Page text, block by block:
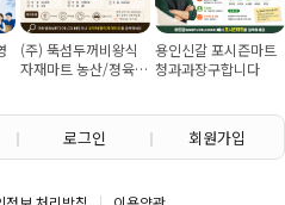
(주) 뚝섬두꺼비왕식
자재마트 농산/졍육/
용인신갈 포시즌마트
청과과장구합니다
로그인 회원가입